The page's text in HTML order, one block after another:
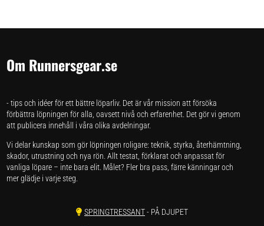
Om Runnersgear.se
- tips och idéer för ett bättre löparliv. Det är vår mission att försöka
förbättra löpningen för alla, oavsett nivå och erfarenhet. Det gör vi genom
att publicera innehåll i våra olika avdelningar.
Vi delar kunskap som gör löpningen roligare: teknik, styrka, återhämtning,
skador, utrustning och nya rön. Allt testat, förklarat och anpassat för
vanliga löpare – inte bara elit. Målet? Fler bra pass, färre känningar och
mer glädje i varje steg.
SPRINGTRESSANT- PÅ DJUPET